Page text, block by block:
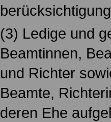
(3) Ledige und
Beamtinnen,
und Richter
Beamte,
deren Ehe